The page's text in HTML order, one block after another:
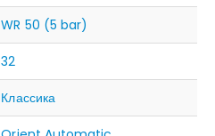
WR 50 (5 bar)
32
Классика